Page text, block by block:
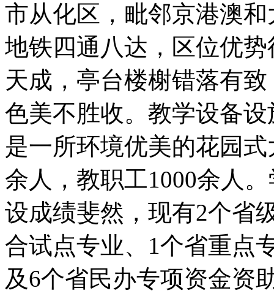
市从化区，毗邻京港澳
地铁四通八达，区位优
天成，亭台楼榭错落有
色美不胜收。教学设备
是一所环境优美的花园
余人，教职工1000余人
设成绩斐然，现有2个省
合试点专业、1个省重点
及6个省民办专项资金资